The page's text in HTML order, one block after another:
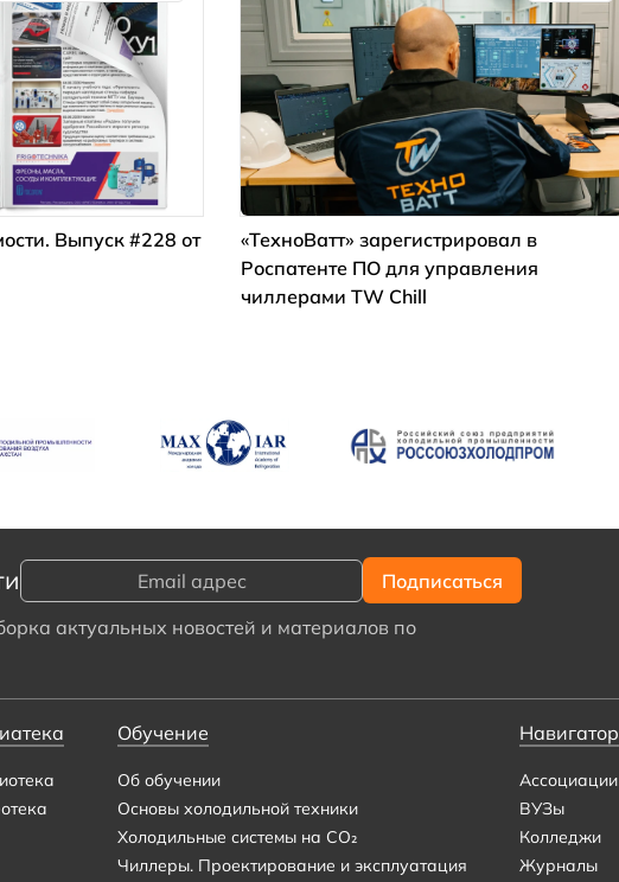
Выпуск #228 от
«ТехноВатт» зарегистрировал в
Роспатенте ПО для управления
чиллерами TW Chill
актуальных новостей и материалов по
Обучение
Об обучении
Основы холодильной техники
Холодильные системы на CO₂
Чиллеры. Проектирование и эксплуатация
Навигатор
Ассоциации
ВУЗы
Колледжи
Журналы